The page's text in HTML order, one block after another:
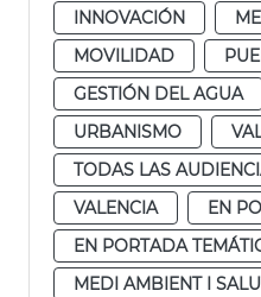
INNOVACIÓN
MOVILIDAD
GESTIÓN DEL AGUA
URBANISMO
TODAS LAS
VALENCIA
EN
EN PORTADA
MEDI AMBIENT I